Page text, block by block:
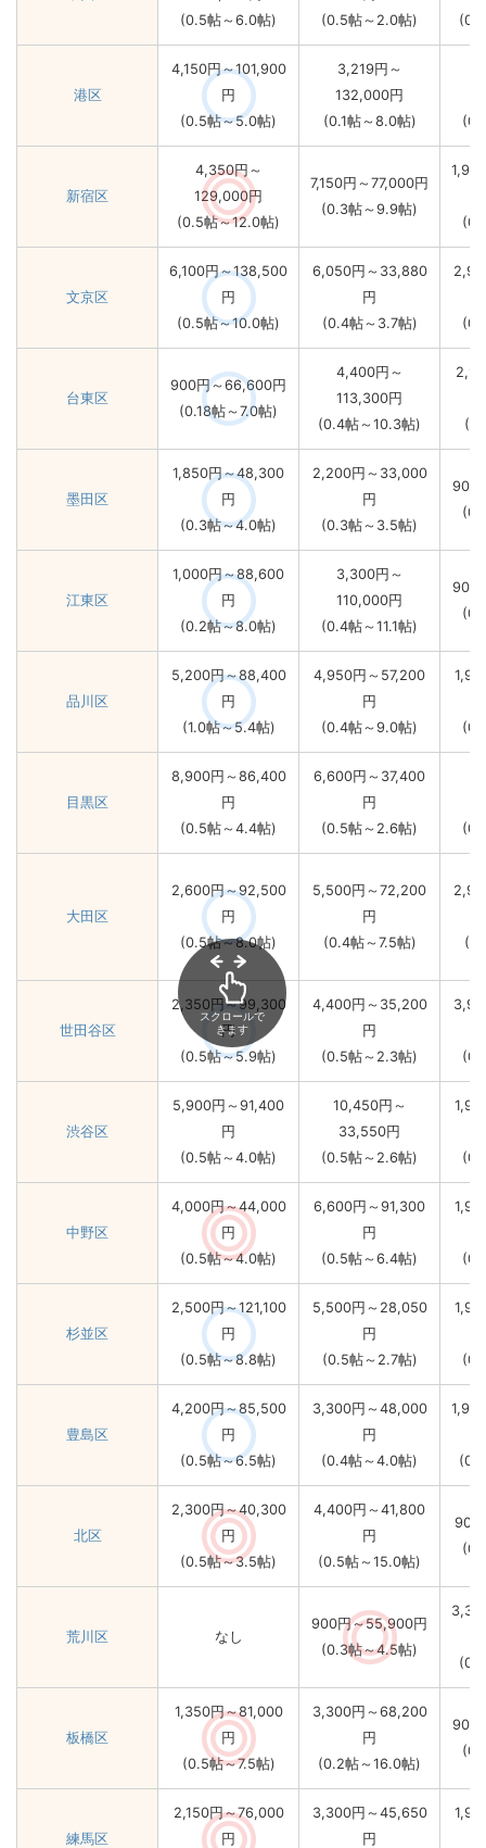
(0.5帖～6.0帖)
(0.5帖～2.0帖)
港区
4,150円～101,900
円
(0.5帖～5.0帖)
3,219円～
132,000円
(0.1帖～8.0帖)
新宿区
4,350円～
129,000円
(0.5帖～12.0帖)
7,150円～77,000円
(0.3帖～9.9帖)
文京区
6,100円～138,500
円
(0.5帖～10.0帖)
6,050円～33,880
円
(0.4帖～3.7帖)
台東区
900円～66,600円
(0.18帖～7.0帖)
4,400円～
113,300円
(0.4帖～10.3帖)
墨田区
1,850円～48,300
円
(0.3帖～4.0帖)
2,200円～33,000
円
(0.3帖～3.5帖)
900
江東区
1,000円～88,600
円
(0.2帖～8.0帖)
3,300円～
110,000円
(0.4帖～11.1帖)
900
品川区
5,200円～88,400
円
(1.0帖～5.4帖)
4,950円～57,200
円
(0.4帖～9.0帖)
目黒区
8,900円～86,400
円
(0.5帖～4.4帖)
6,600円～37,400
円
(0.5帖～2.6帖)
大田区
2,600円～92,500
円
(0.5帖～8.0帖)
5,500円～72,200
円
(0.4帖～7.5帖)
世田谷区
2,350円～99,300
円
(0.5帖～5.9帖)
4,400円～35,200
円
(0.5帖～2.3帖)
渋谷区
5,900円～91,400
円
(0.5帖～4.0帖)
10,450円～
33,550円
(0.5帖～2.6帖)
中野区
4,000円～44,000
円
(0.5帖～4.0帖)
6,600円～91,300
円
(0.5帖～6.4帖)
杉並区
2,500円～121,100
円
(0.5帖～8.8帖)
5,500円～28,050
円
(0.5帖～2.7帖)
豊島区
4,200円～85,500
円
(0.5帖～6.5帖)
3,300円～48,000
円
(0.4帖～4.0帖)
北区
2,300円～40,300
円
(0.5帖～3.5帖)
4,400円～41,800
円
(0.5帖～15.0帖)
900
荒川区 なし
900円～55,900円
(0.3帖～4.5帖)
板橋区
1,350円～81,000
円
(0.5帖～7.5帖)
3,300円～68,200
円
(0.2帖～16.0帖)
900
練馬区
2,150円～76,000
円
3,300円～45,650
円
スクロールで
きます